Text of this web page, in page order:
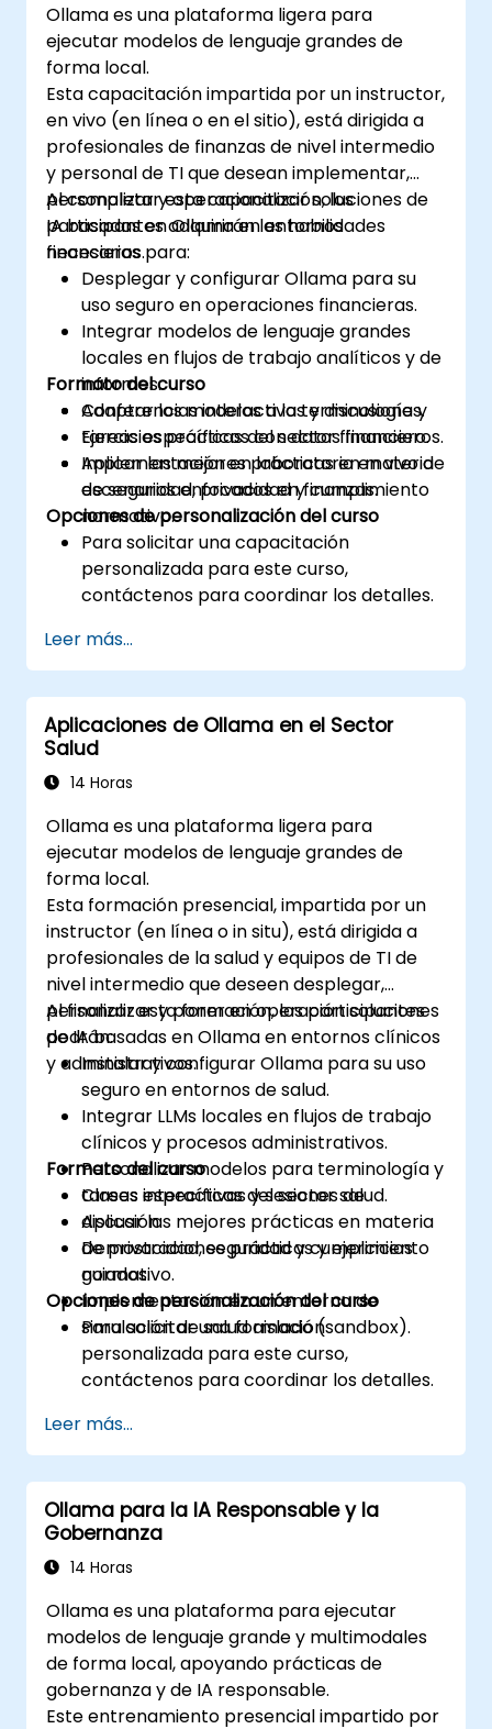
Ollama es una plataforma ligera para
ejecutar modelos de lenguaje grandes de
forma local.
Esta capacitación impartida por un instructor,
en vivo (en línea o en el sitio), está dirigida a
profesionales de finanzas de nivel intermedio
y personal de TI que desean implementar,
personalizar y operacionalizar soluciones de
IA basadas en Ollama en entornos
financieros.
Al completar esta capacitación, los
participantes adquirirán las habilidades
necesarias para:
Desplegar y configurar Ollama para su
uso seguro en operaciones financieras.
Integrar modelos de lenguaje grandes
locales en flujos de trabajo analíticos y de
informes.
Adaptar los modelos a la terminología y
tareas específicas del sector financiero.
Aplicar las mejores prácticas en materia
de seguridad, privacidad y cumplimiento
normativo.
Formato del curso
Conferencias interactivas y discusiones.
Ejercicios prácticos con datos financieros.
Implementación en laboratorio en vivo de
escenarios enfocados en finanzas.
Opciones de personalización del curso
Para solicitar una capacitación
personalizada para este curso,
contáctenos para coordinar los detalles.
Leer más...
Aplicaciones de Ollama en el Sector
Salud
14 Horas
Ollama es una plataforma ligera para
ejecutar modelos de lenguaje grandes de
forma local.
Esta formación presencial, impartida por un
instructor (en línea o in situ), está dirigida a
profesionales de la salud y equipos de TI de
nivel intermedio que deseen desplegar,
personalizar y poner en operación soluciones
de IA basadas en Ollama en entornos clínicos
y administrativos.
Al finalizar esta formación, los participantes
podrán:
Instalar y configurar Ollama para su uso
seguro en entornos de salud.
Integrar LLMs locales en flujos de trabajo
clínicos y procesos administrativos.
Personalizar modelos para terminología y
tareas específicas del sector salud.
Aplicar las mejores prácticas en materia
de privacidad, seguridad y cumplimiento
normativo.
Formato del curso
Clases interactivas y sesiones de
discusión.
Demostraciones prácticas y ejercicios
guiados.
Implementación en un entorno de
simulación de salud aislado (sandbox).
Opciones de personalización del curso
Para solicitar una formación
personalizada para este curso,
contáctenos para coordinar los detalles.
Leer más...
Ollama para la IA Responsable y la
Gobernanza
14 Horas
Ollama es una plataforma para ejecutar
modelos de lenguaje grande y multimodales
de forma local, apoyando prácticas de
gobernanza y de IA responsable.
Este entrenamiento presencial impartido por